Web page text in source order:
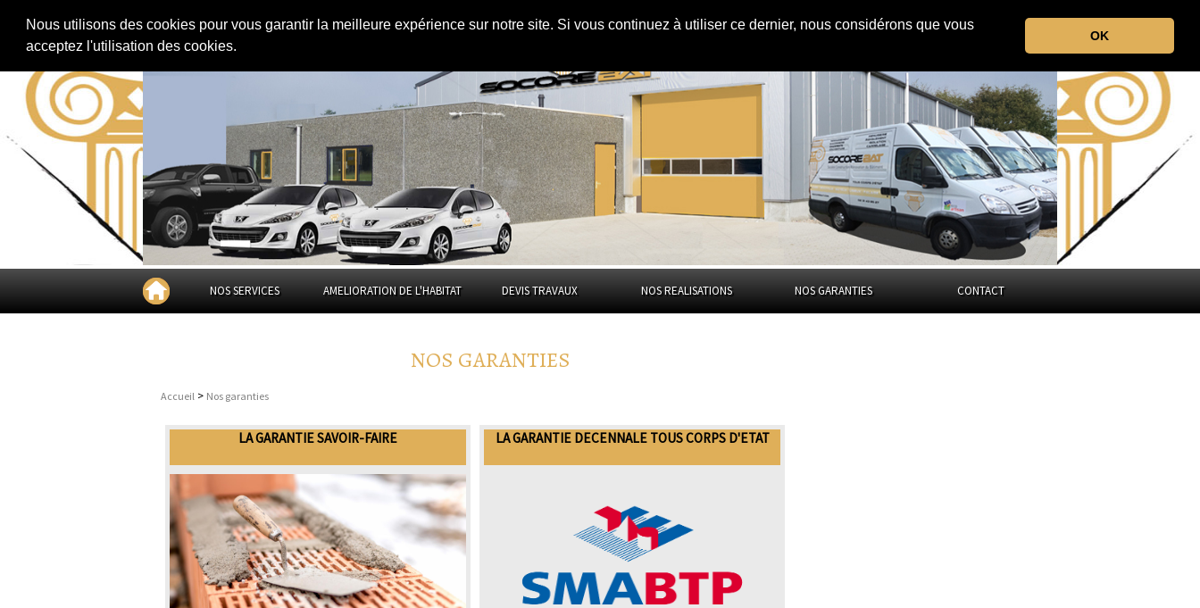
Nous utilisons des cookies pour vous garantir la meilleure expérience sur notre site. Si vous continuez à utiliser ce dernier, nous considérons que vous
acceptez l'utilisation des cookies.
OK
le Doubs
Bourgogne-Franche-Comté
NOS SERVICES AMELIORATION DE L'HABITAT DEVIS TRAVAUX NOS REALISATIONS NOS GARANTIES CONTACT
NOS GARANTIES
Accueil > Nos garanties
LA GARANTIE SAVOIR-FAIRE LA GARANTIE DECENNALE TOUS CORPS D'ETAT